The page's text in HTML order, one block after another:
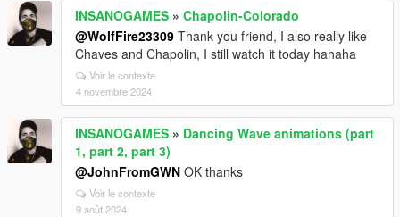
INSANOGAMES » Chapolin-Colorado
@WolfFire23309 Thank you friend, I also really like
Chaves and Chapolin, I still watch it today hahaha
Voir le contexte
4 novembre 2024
INSANOGAMES » Dancing Wave animations (part
1, part 2, part 3)
@JohnFromGWN OK thanks
Voir le contexte
9 août 2024